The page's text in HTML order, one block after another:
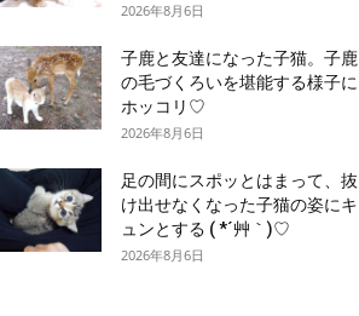
2026年8月6日
子鹿と友達になった子猫。子鹿
の毛づくろいを堪能する様子に
ホッコリ♡
2026年8月6日
足の間にスポッとはまって、抜
け出せなくなった子猫の姿にキ
ュンとする ( *´艸｀)♡
2026年8月6日